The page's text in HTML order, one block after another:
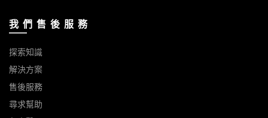
我 們 售 後 服 務
探索知識
解決方案
售後服務
尋求幫助